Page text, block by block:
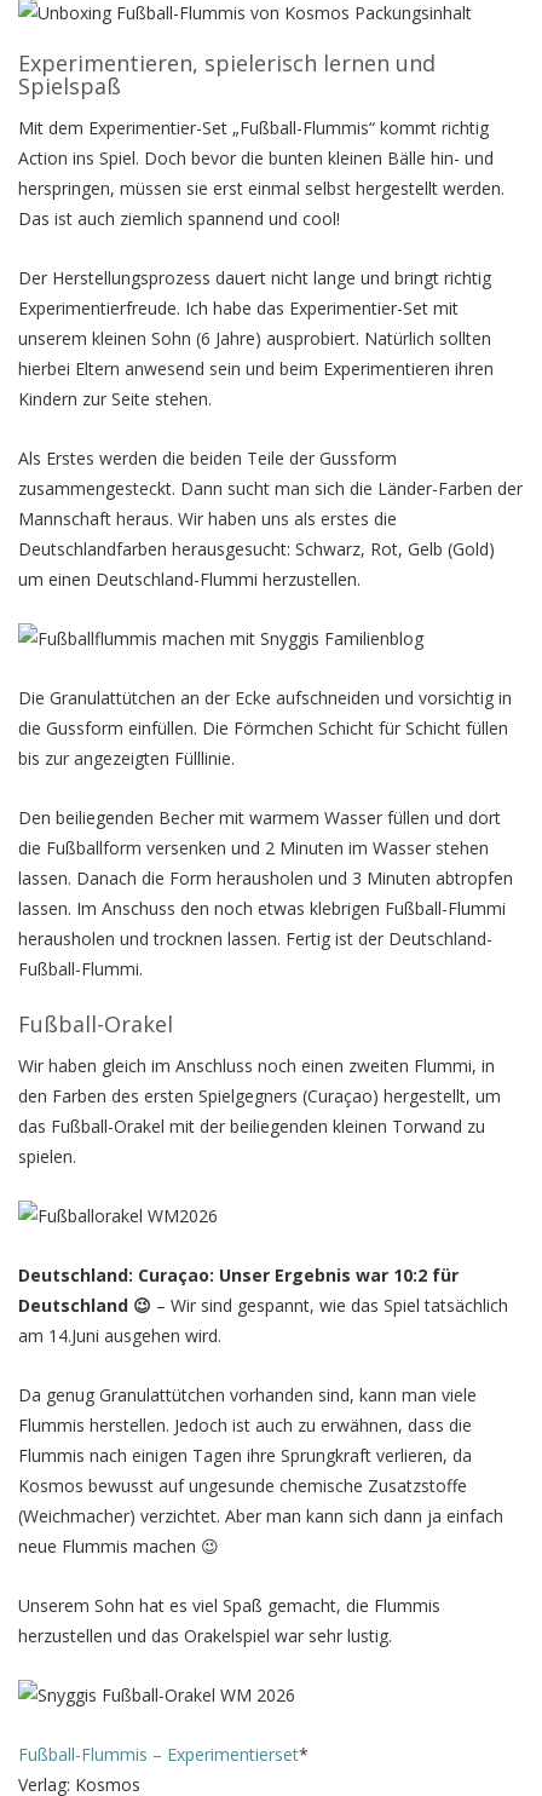
Experimentieren, spielerisch lernen und
Spielspaß
Mit dem Experimentier-Set „Fußball-Flummis“ kommt richtig
Action ins Spiel. Doch bevor die bunten kleinen Bälle hin- und
herspringen, müssen sie erst einmal selbst hergestellt werden.
Das ist auch ziemlich spannend und cool!
Der Herstellungsprozess dauert nicht lange und bringt richtig
Experimentierfreude. Ich habe das Experimentier-Set mit
unserem kleinen Sohn (6 Jahre) ausprobiert. Natürlich sollten
hierbei Eltern anwesend sein und beim Experimentieren ihren
Kindern zur Seite stehen.
Als Erstes werden die beiden Teile der Gussform
zusammengesteckt. Dann sucht man sich die Länder-Farben der
Mannschaft heraus. Wir haben uns als erstes die
Deutschlandfarben herausgesucht: Schwarz, Rot, Gelb (Gold)
um einen Deutschland-Flummi herzustellen.
Die Granulattütchen an der Ecke aufschneiden und vorsichtig in
die Gussform einfüllen. Die Förmchen Schicht für Schicht füllen
bis zur angezeigten Fülllinie.
Den beiliegenden Becher mit warmem Wasser füllen und dort
die Fußballform versenken und 2 Minuten im Wasser stehen
lassen. Danach die Form herausholen und 3 Minuten abtropfen
lassen. Im Anschuss den noch etwas klebrigen Fußball-Flummi
herausholen und trocknen lassen. Fertig ist der Deutschland-
Fußball-Flummi.
Fußball-Orakel
Wir haben gleich im Anschluss noch einen zweiten Flummi, in
den Farben des ersten Spielgegners (Curaçao) hergestellt, um
das Fußball-Orakel mit der beiliegenden kleinen Torwand zu
spielen.
Deutschland: Curaçao: Unser Ergebnis war 10:2 für
Deutschland 😉 – Wir sind gespannt, wie das Spiel tatsächlich
am 14.Juni ausgehen wird.
Da genug Granulattütchen vorhanden sind, kann man viele
Flummis herstellen. Jedoch ist auch zu erwähnen, dass die
Flummis nach einigen Tagen ihre Sprungkraft verlieren, da
Kosmos bewusst auf ungesunde chemische Zusatzstoffe
(Weichmacher) verzichtet. Aber man kann sich dann ja einfach
neue Flummis machen 😉
Unserem Sohn hat es viel Spaß gemacht, die Flummis
herzustellen und das Orakelspiel war sehr lustig.
Fußball-Flummis – Experimentierset*
Verlag: Kosmos